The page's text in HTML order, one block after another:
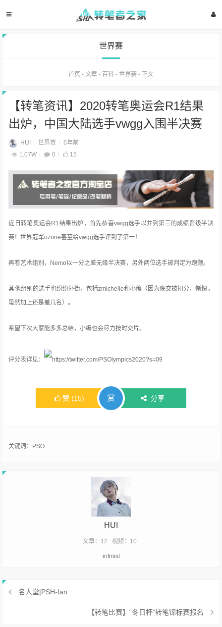
世界赛
首页 - 文章 - 百科 - 世界赛 - 正文
【转笔资讯】2020转笔奥运会R1结果
出炉，中国大陆选手vwgg入围半决赛
HUI 世界赛
6年前
1.07W
0 15
近日转笔奥运会R1结果出炉，首先恭喜vwgg选手以并列第三的成绩晋级半决
赛！世界冠军ozone甚至给vwgg选手评到了第一！
再看艺术组别，Nemo以一分之差无缘半决赛，另外两位选手被判定为跑题。
其他组别的选手也纷纷扑街，包括zmichelle和小编（因为晚交被扣分，惭愧，
虽然加上还是差几名）。
希望下次大家能多多总结，小编也会尽力按时交片。
评分表详见： https://twitter.com/PSOlympics2020?s=09
赞 (15) 赏 分享
关键词： PSO
HUI
文章：12 视频：10
infinist
名人堂|PSH-Ian
【转笔比赛】“冬日杯”转笔锦标赛报名